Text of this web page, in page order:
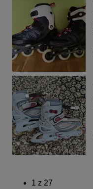
1 z 27